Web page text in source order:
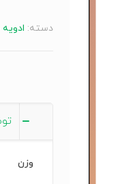
دسته:
وزن